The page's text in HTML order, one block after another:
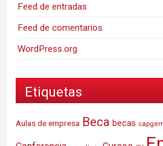
Feed de entradas
Feed de comentarios
WordPress.org
Etiquetas
Aulas de empresa Beca becas